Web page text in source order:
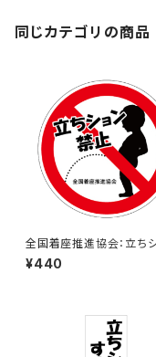
同じカテゴリの商品
全国着座推進協会：立ち
禁止ステッカー 7A
¥440